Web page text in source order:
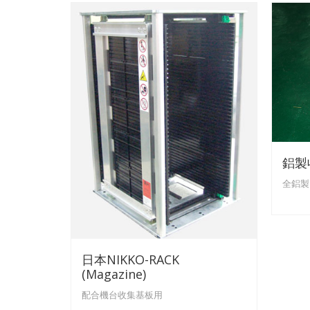
日本NIKKO-RACK
(Magazine)
配合機台收集基板用
鋁
全鋁